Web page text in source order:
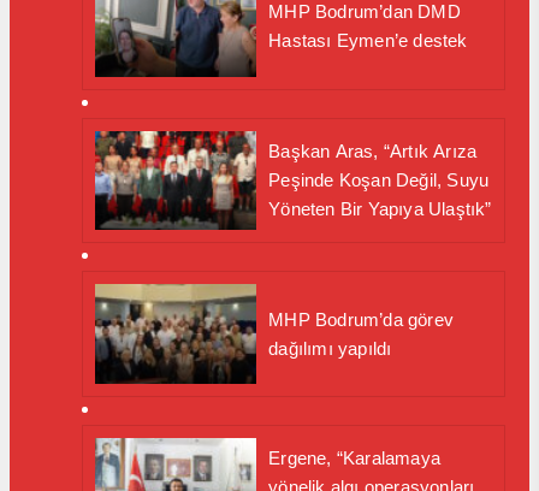
MHP Bodrum’dan DMD
Hastası Eymen’e destek
Başkan Aras, “Artık Arıza
Peşinde Koşan Değil, Suyu
Yöneten Bir Yapıya Ulaştık”
MHP Bodrum’da görev
dağılımı yapıldı
Ergene, “Karalamaya